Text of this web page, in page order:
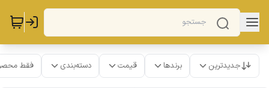
جدیدترین برندها قیمت دسته‌بندی فقط